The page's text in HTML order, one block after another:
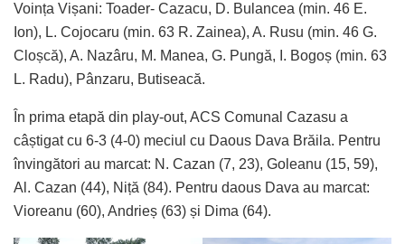
Voința Vișani: Toader- Cazacu, D. Bulancea (min. 46 E.
Ion), L. Cojocaru (min. 63 R. Zainea), A. Rusu (min. 46 G.
Cloșcă), A. Nazâru, M. Manea, G. Pungă, I. Bogoș (min. 63
L. Radu), Pânzaru, Butiseacă.
În prima etapă din play-out, ACS Comunal Cazasu a
câștigat cu 6-3 (4-0) meciul cu Daous Dava Brăila. Pentru
învingători au marcat: N. Cazan (7, 23), Goleanu (15, 59),
Al. Cazan (44), Niță (84). Pentru daous Dava au marcat:
Vioreanu (60), Andrieș (63) și Dima (64).